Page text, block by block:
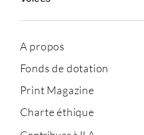
A propos
Fonds de dotation
Print Magazine
Charte éthique